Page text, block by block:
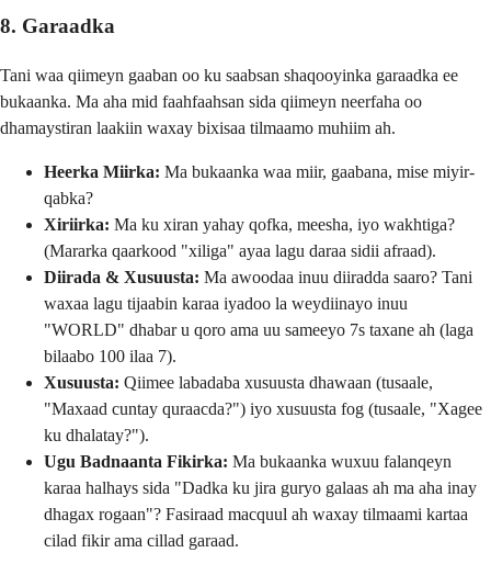
8. Garaadka
Tani waa qiimeyn gaaban oo ku saabsan shaqooyinka garaadka ee
bukaanka. Ma aha mid faahfaahsan sida qiimeyn neerfaha oo
dhamaystiran laakiin waxay bixisaa tilmaamo muhiim ah.
Heerka Miirka: Ma bukaanka waa miir, gaabana, mise miyir-
qabka?
Xiriirka: Ma ku xiran yahay qofka, meesha, iyo wakhtiga?
(Mararka qaarkood "xiliga" ayaa lagu daraa sidii afraad).
Diirada & Xusuusta: Ma awoodaa inuu diiradda saaro? Tani
waxaa lagu tijaabin karaa iyadoo la weydiinayo inuu
"WORLD" dhabar u qoro ama uu sameeyo 7s taxane ah (laga
bilaabo 100 ilaa 7).
Xusuusta: Qiimee labadaba xusuusta dhawaan (tusaale,
"Maxaad cuntay quraacda?") iyo xusuusta fog (tusaale, "Xagee
ku dhalatay?").
Ugu Badnaanta Fikirka: Ma bukaanka wuxuu falanqeyn
karaa halhays sida "Dadka ku jira guryo galaas ah ma aha inay
dhagax rogaan"? Fasiraad macquul ah waxay tilmaami kartaa
cilad fikir ama cillad garaad.